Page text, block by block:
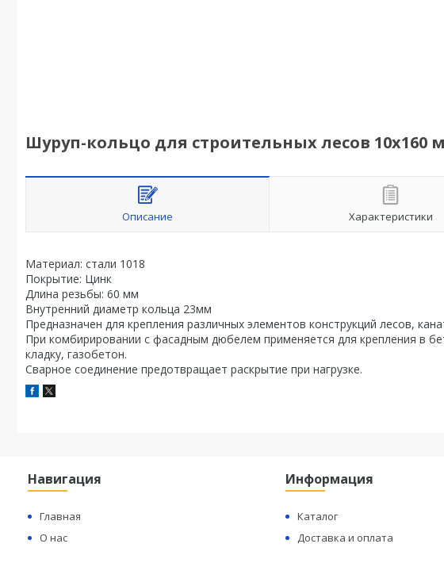
Шуруп-кольцо для строительных лесов 10х160
Описание Характеристики
Материал: стали 1018
Покрытие: Цинк
Длина резьбы: 60 мм
Внутренний диаметр кольца 23мм
Предназначен для крепления различных элементов конструкций лесов,
При комбирировании с фасадным дюбелем применяется для крепления в
кладку, газобетон.
Сварное соединение предотвращает раскрытие при нагрузке.
Навигация
Главная
О нас
Информация
Каталог
Доставка и оплата